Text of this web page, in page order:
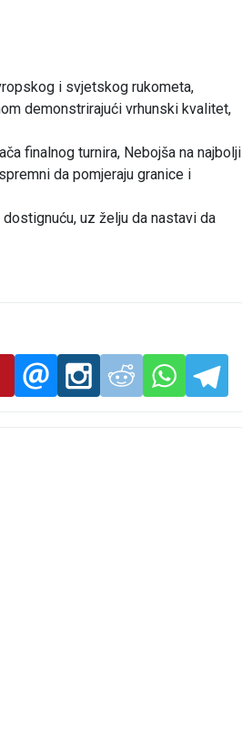
i svjetskog rukometa,
demonstrirajući vrhunski kvalitet,
finalnog turnira, Nebojša na najbolji
da pomjeraju granice i
uz želju da nastavi da